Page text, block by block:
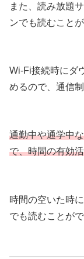
また、読み放題
ンでも読むことが
Wi-Fi接続時にダ
めるので、通信
通勤中や通学中
で、時間の有効
時間の空いた時
でも読むことが